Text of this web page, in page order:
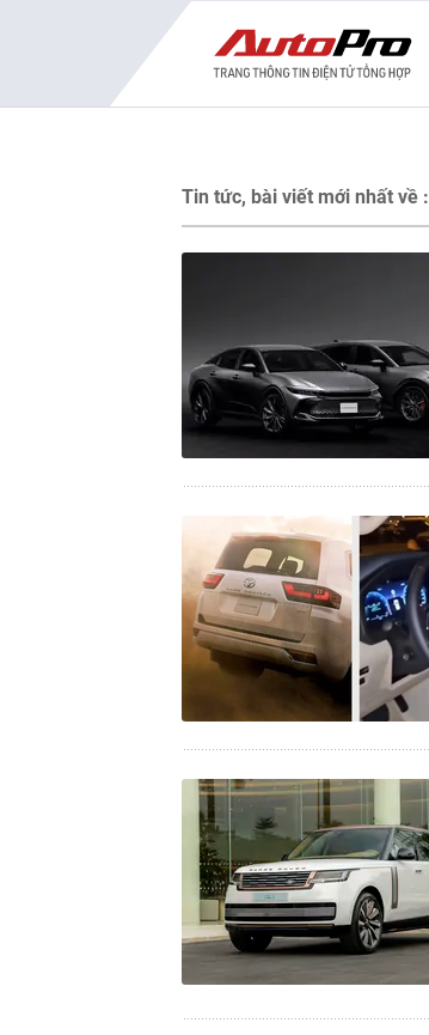
Tin tức, bài viết mới nhất về :